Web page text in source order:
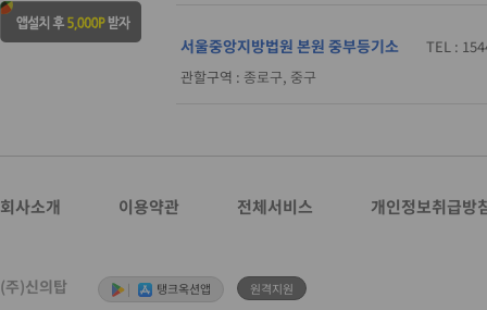
서울중앙지방법원 본원 중부등기소
TEL :
관할구역 : 종로구, 중구
회사소개 이용약관 전체서비스 개인정보취급방
(주)신의탑 | 탱크옥션앱 원격지원